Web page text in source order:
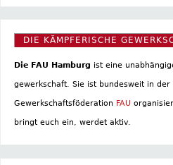
DIE KÄMPFERISCHE
Die FAU Hamburg ist eine
gewerkschaft. Sie ist bundesweit in der
Gewerkschaftsföderation FAU
bringt euch ein, werdet aktiv.